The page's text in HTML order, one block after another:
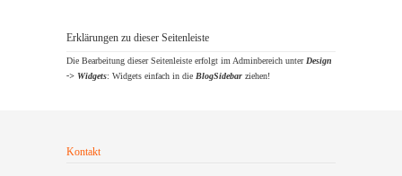
Erklärungen zu dieser Seitenleiste
Die Bearbeitung dieser Seitenleiste erfolgt im Adminbereich unter Design
-> Widgets: Widgets einfach in die BlogSidebar ziehen!
Kontakt